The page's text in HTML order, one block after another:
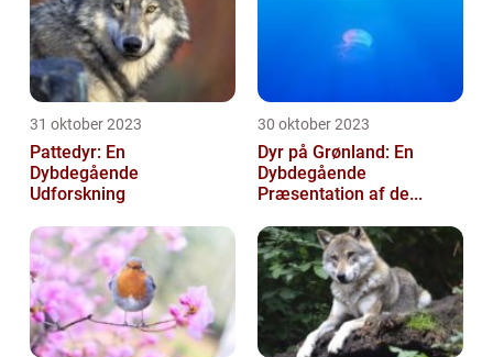
31 oktober 2023
Pattedyr: En
Dybdegående
Udforskning
30 oktober 2023
Dyr på Grønland: En
Dybdegående
Præsentation af de...